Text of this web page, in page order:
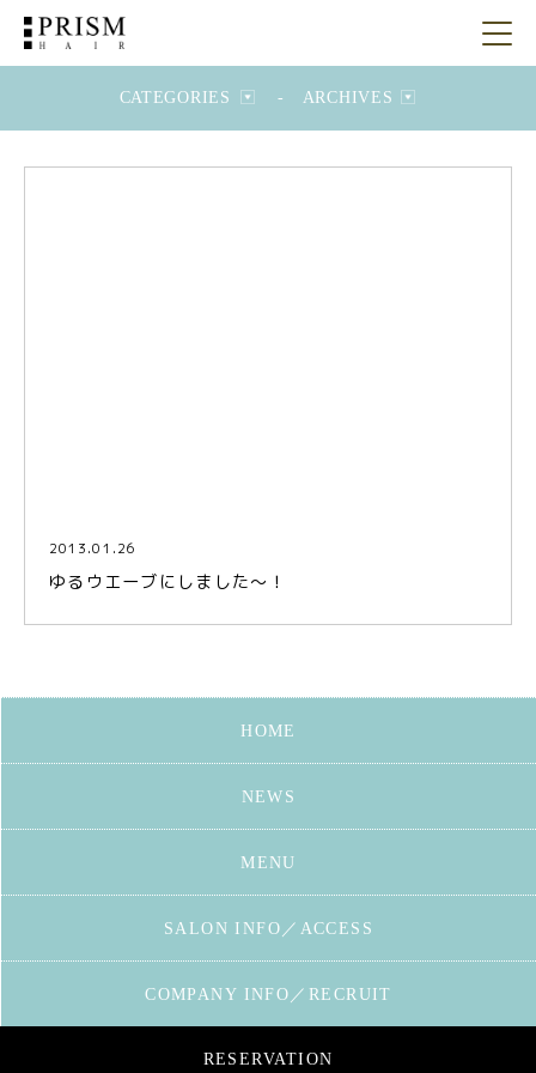
CATEGORIES - ARCHIVES
2013.01.26
ゆるウエーブにしました～！
HOME
NEWS
MENU
SALON INFO／ACCESS
COMPANY INFO／RECRUIT
RESERVATION